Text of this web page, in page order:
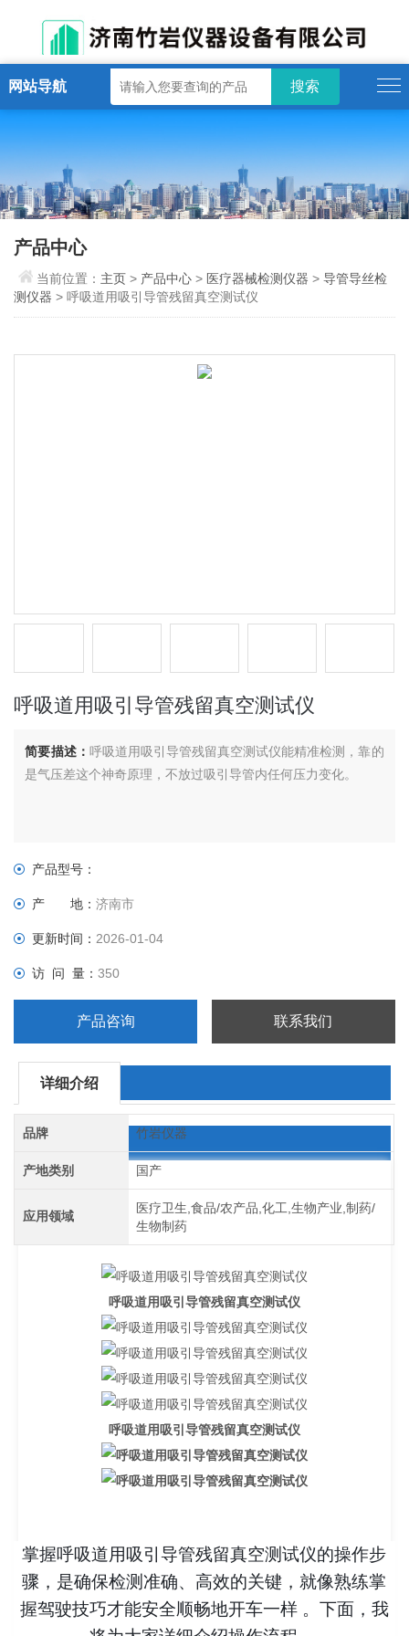
网站导航
产品中心
当前位置： 主页> 产品中心 > 医疗器械检测仪器 >导管导丝检
测仪器 > 呼吸道用吸引导管残留真空测试仪
呼吸道用吸引导管残留真空测试仪
简要描述： 呼吸道用吸引导管残留真空测试仪能精准检测，靠的
是气压差这个神奇原理，不放过吸引导管内任何压力变化。
产品型号：
产 地：济南市
更新时间：2026-01-04
访 问 量：350
产品咨询 联系我们
详细介绍
品牌 竹岩仪器
产地类别 国产
应用领域
医疗卫生,食品/农产品,化工,生物产业,制药/
生物制药
呼吸道用吸引导管残留真空测试仪
呼吸道用吸引导管残留真空测试仪
掌握呼吸道用吸引导管残留真空测试仪的操作步
骤，是确保检测准确、高效的关键，就像熟练掌
握驾驶技巧才能安全顺畅地开车一样 。下面，我